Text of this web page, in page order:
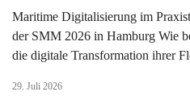
Maritime Digitalisierung im
der SMM 2026 in Hamburg Wie
die digitale Transformation ihrer
29. Juli 2026